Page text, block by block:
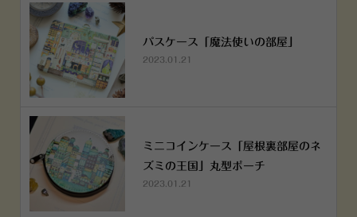
パスケース「魔法使いの部屋」
2023.01.21
ミニコインケース「屋根裏部屋のネ
ズミの王国」丸型ポーチ
2023.01.21